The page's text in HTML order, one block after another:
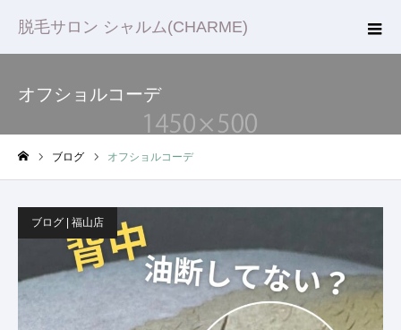
脱毛サロン シャルム(CHARME)
オフショルコーデ
ブログ オフショルコーデ
ブログ | 福山店